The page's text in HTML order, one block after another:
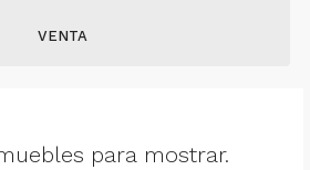
VENTA
para mostrar.